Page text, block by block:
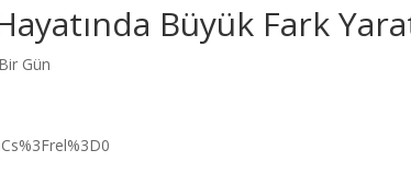
Büyük Fark
Gün